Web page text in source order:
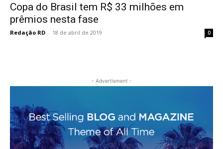
Copa do Brasil tem R$ 33 milhões em
prêmios nesta fase
Redação RD - 18 de abril de 2019 0
- Advertisment -